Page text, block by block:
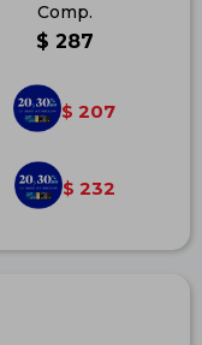
Comp.
$ 287
$ 207
$ 232